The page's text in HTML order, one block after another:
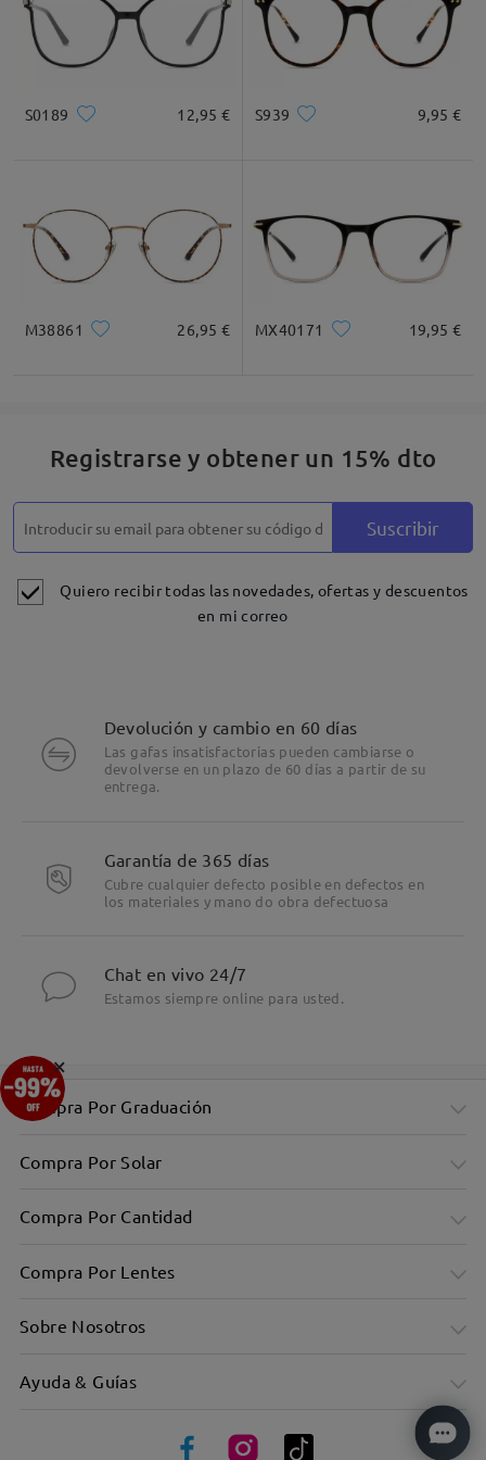
S0189 12,95 € S939 9,95 €
M38861 26,95 € MX40171 19,95 €
Registrarse y obtener un 15% dto
Suscribir
Quiero recibir todas las novedades, ofertas y descuentos
en mi correo
Devolución y cambio en 60 días
Las gafas insatisfactorias pueden cambiarse o
devolverse en un plazo de 60 días a partir de su
entrega.
Garantía de 365 días
Cubre cualquier defecto posible en defectos en
los materiales y mano do obra defectuosa
Chat en vivo 24/7
Estamos siempre online para usted.
Compra Por Graduación
Compra Por Solar
Compra Por Cantidad
Compra Por Lentes
Sobre Nosotros
Ayuda & Guías
×